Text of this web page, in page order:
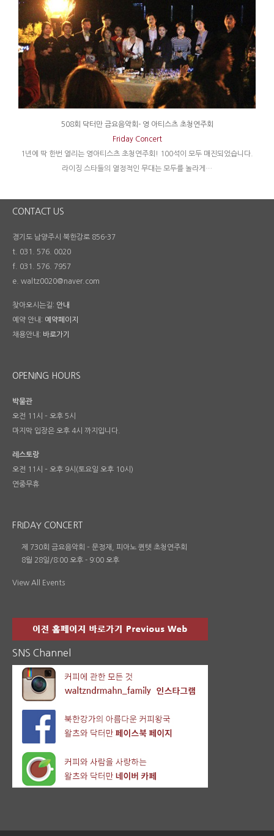
508회 닥터만 금요음악회- 영 아티스츠 초청연주회
Friday Concert
1년에 딱 한번 열리는 영아티스츠 초청연주회! 100석이 모두 매진되었습니다.
라이징 스타들의 열정적인 무대는 모두를 놀라게…
CONTACT US
경기도 남양주시 북한강로 856-37
t. 031. 576. 0020
f. 031. 576. 7957
e. waltz0020@naver.com
찾아오시는길: 안내
예약 안내: 예약페이지
채용안내: 바로가기
OPENING HOURS
박물관
오전 11시 – 오후 5시
마지막 입장은 오후 4시 까지입니다.
레스토랑
오전 11시 – 오후 9시(토요일 오후 10시)
연중무휴
FRIDAY CONCERT
제 730회 금요음악회 – 문정재, 피아노 퀸텟 초청연주회
8월 28일/8:00 오후 - 9:00 오후
View All Events
SNS Channel